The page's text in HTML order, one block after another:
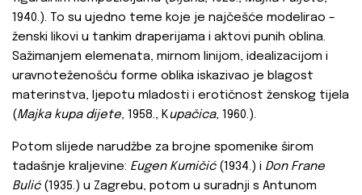
1940.). To su ujedno teme koje je najčešće modelirao –
ženski likovi u tankim draperijama i aktovi punih oblina.
Sažimanjem elemenata, mirnom linijom, idealizacijom i
uravnoteženošću forme oblika iskazivao je blagost
materinstva, ljepotu mladosti i erotičnost ženskog tijela
(Majka kupa dijete, 1958., Kupačica, 1960.).
Potom slijede narudžbe za brojne spomenike širom
tadašnje kraljevine: Eugen Kumičić(1934.) i Don Frane
Bulić(1935.) u Zagrebu, potom u suradnji s Antunom